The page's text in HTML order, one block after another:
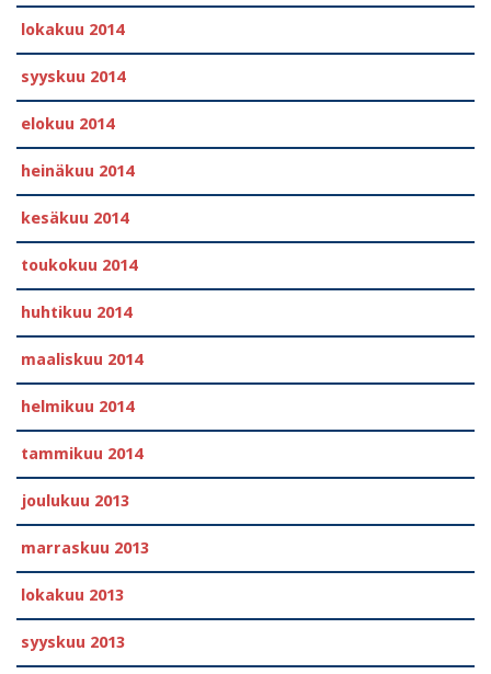
lokakuu 2014
syyskuu 2014
elokuu 2014
heinäkuu 2014
kesäkuu 2014
toukokuu 2014
huhtikuu 2014
maaliskuu 2014
helmikuu 2014
tammikuu 2014
joulukuu 2013
marraskuu 2013
lokakuu 2013
syyskuu 2013